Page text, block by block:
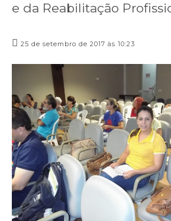
e da Reabilitação
25 de setembro de 2017 às 10:23